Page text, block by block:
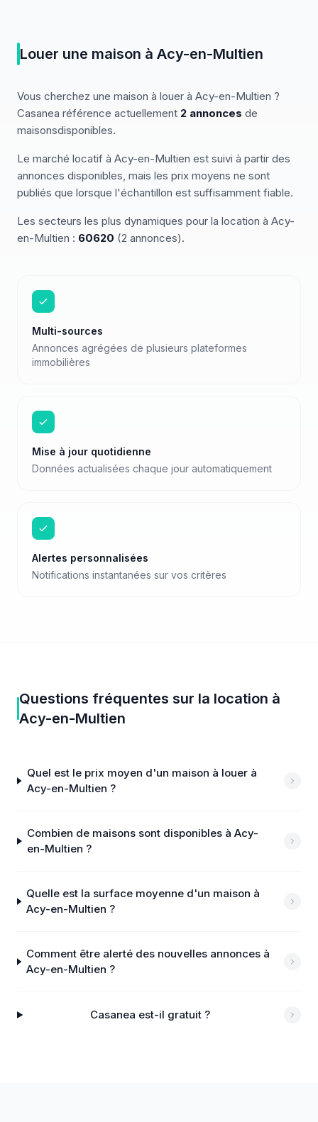
Louer une maison à Acy-en-Multien
Vous cherchez une maison à louer à Acy-en-Multien ?
Casanea référence actuellement 2 annonces de
maisonsdisponibles.
Le marché locatif à Acy-en-Multien est suivi à partir des
annonces disponibles, mais les prix moyens ne sont
publiés que lorsque l'échantillon est suffisamment fiable.
Les secteurs les plus dynamiques pour la location à Acy-
en-Multien : 60620 (2 annonces).
Multi-sources
Annonces agrégées de plusieurs plateformes
immobilières
Mise à jour quotidienne
Données actualisées chaque jour automatiquement
Alertes personnalisées
Notifications instantanées sur vos critères
Questions fréquentes sur la location à
Acy-en-Multien
Quel est le prix moyen d'un maison à louer à
Acy-en-Multien ?
Combien de maisons sont disponibles à Acy-
en-Multien ?
Quelle est la surface moyenne d'un maison à
Acy-en-Multien ?
Comment être alerté des nouvelles annonces à
Acy-en-Multien ?
Casanea est-il gratuit ?